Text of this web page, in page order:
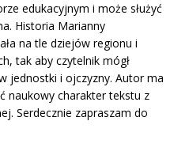
edukacyjnym i może służyć
Historia Marianny
na tle dziejów regionu i
tak aby czytelnik mógł
jednostki i ojczyzny. Autor ma
naukowy charakter tekstu z
Serdecznie zapraszam do